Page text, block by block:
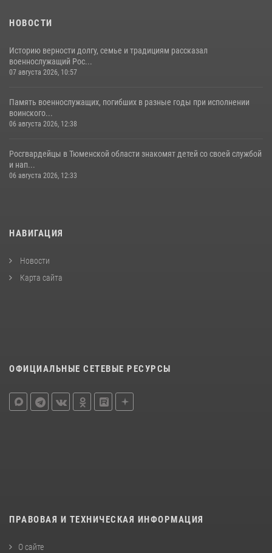
НОВОСТИ
Историю верности долгу, семье и традициям рассказал
военнослужащий Рос...
07 августа 2026, 10:57
Память военнослужащих, погибших в разные годы при исполнении
воинского...
06 августа 2026, 12:38
Росгвардейцы в Тюменской области знакомят детей со своей службой
и нап...
06 августа 2026, 12:33
НАВИГАЦИЯ
Новости
Карта сайта
ОФИЦИАЛЬНЫЕ СЕТЕВЫЕ РЕСУРСЫ
ПРАВОВАЯ И ТЕХНИЧЕСКАЯ ИНФОРМАЦИЯ
О сайте